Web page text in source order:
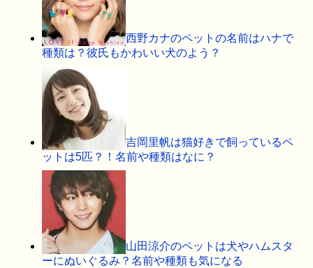
西野カナのペットの名前はハナで
種類は？彼氏もかわいい犬のよう？
吉岡里帆は猫好きで飼っているペ
ットは5匹？！名前や種類はなに？
山田涼介のペットは犬やハムスタ
ーにぬいぐるみ？名前や種類も気になる